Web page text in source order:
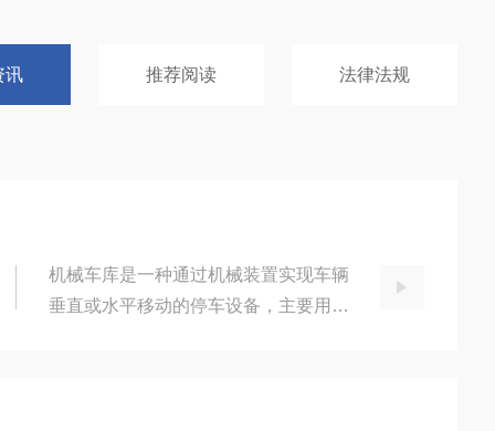
车库维保换季养
讯 推荐阅读 法律法规
机械车库是一种通过机械装置实现车辆
垂直或水平移动的停车设备，主要用于